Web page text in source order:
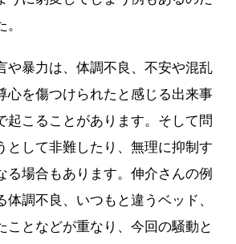
や暴力は、体調不良、不安や混乱
心を傷つけられたと感じる出来事
起こることがあります。そして問
として非難したり、無理に抑制す
る場合もあります。伸介さんの例
体調不良、いつもと違うベッド、
ことなどが重なり、今回の騒動と